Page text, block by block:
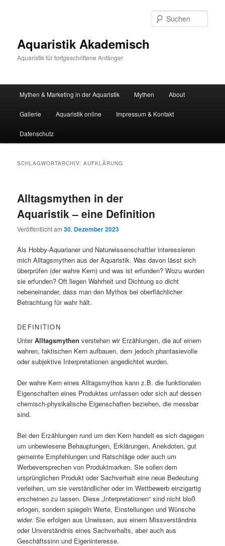
Aquaristik Akademisch
Aquaristik für fortgeschrittene Anfänger
Mythen & Marketing in der Aquaristik Mythen About
Gallerie Aquaristik online Impressum & Kontakt
Datenschutz
SCHLAGWORTARCHIV:AUFKLÄRUNG
Alltagsmythen in der
Aquaristik – eine Definition
Veröffentlicht am30. Dezember 2023
Als Hobby-Aquarianer und Naturwissenschaftler interessieren
mich Alltagsmythen aus der Aquaristik. Was davon lässt sich
überprüfen (der wahre Kern) und was ist erfunden? Wozu wurden
sie erfunden? Oft liegen Wahrheit und Dichtung so dicht
nebeneinander, dass man den Mythos bei oberflächlicher
Betrachtung für wahr hält.
DEFINITION
UnterAlltagsmythenverstehen wir Erzählungen, die auf einem
wahren, faktischen Kern aufbauen, dem jedoch phantasievolle
oder subjektive Interpretationen angedichtet wurden.
Der wahre Kern eines Alltagsmythos kann z.B. die funktionalen
Eigenschaften eines Produktes umfassen oder sich auf dessen
chemisch-physikalische Eigenschaften beziehen, die messbar
sind.
Bei den Erzählungen rund um den Kern handelt es sich dagegen
um unbewiesene Behauptungen, Erklärungen, Anekdoten, gut
gemeinte Empfehlungen und Ratschläge oder auch um
Werbeversprechen von Produktmarken. Sie sollen dem
ursprünglichen Produkt oder Sachverhalt eine neue Bedeutung
verleihen, um sie verständlicher oder im Wettbewerb einzigartig
erscheinen zu lassen. Diese „Interpretationen“ sind nicht bloß
erlogen, sondern spiegeln Werte, Einstellungen und Wünsche
wider. Sie erfolgen aus Unwissen, aus einem Missverständnis
oder Unverständnis eines Sachverhalts, aber auch aus
Geschäftssinn und Eigeninteresse.